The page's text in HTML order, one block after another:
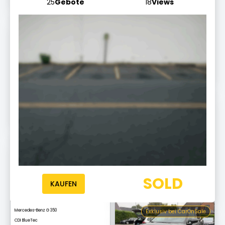
Endet morgen um 10:20
Endet morgen um 10:17
Allroad quattro
Audi Q3
S line
KAUFEN SOLD